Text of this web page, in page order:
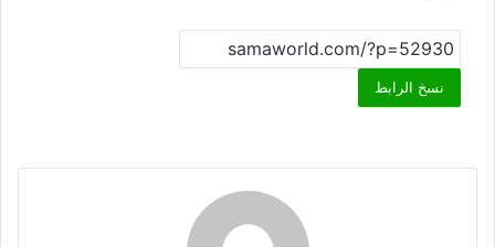
نسخ الرابط